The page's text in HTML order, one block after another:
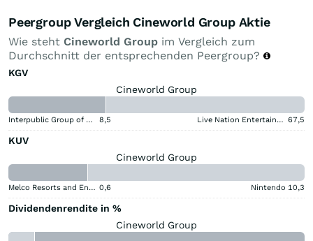
Peergroup Vergleich Cineworld Group Aktie
Wie steht Cineworld Group im Vergleich zum
Durchschnitt der entsprechenden Peergroup?
KGV
Cineworld Group
Interpublic Group of Companies 8,5 Live Nation Entertainment 67,5
KUV
Cineworld Group
Melco Resorts and Entertainment 0,6 Nintendo 10,3
Dividendenrendite in %
Cineworld Group